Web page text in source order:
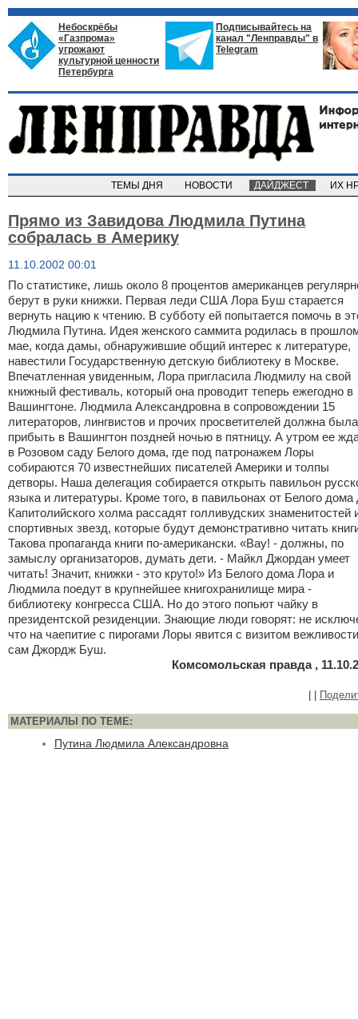
Небоскрёбы
«Газпрома»
угрожают
культурной ценности
Петербурга
Подписывайтесь на
канал "Ленправды" в
Telegram
ТЕМЫ ДНЯ НОВОСТИ ДАЙДЖЕСТ ИХ
Прямо из Завидова Людмила Путина
собралась в Америку
11.10.2002 00:01
По статистике, лишь около 8 процентов американцев
берут в руки книжки. Первая леди США Лора Буш старается
вернуть нацию к чтению. В субботу ей попытается помочь в
Людмила Путина. Идея женского саммита родилась в
мае, когда дамы, обнаружившие общий интерес к литературе,
навестили Государственную детскую библиотеку в Москве.
Впечатленная увиденным, Лора пригласила Людмилу на свой
книжный фестиваль, который она проводит теперь ежегодно в
Вашингтоне. Людмила Александровна в сопровождении 15
литераторов, лингвистов и прочих просветителей должна была
прибыть в Вашингтон поздней ночью в пятницу. А утром ее
в Розовом саду Белого дома, где под патронажем Лоры
собираются 70 известнейших писателей Америки и толпы
детворы. Наша делегация собирается открыть павильон
языка и литературы. Кроме того, в павильонах от Белого дома
Капитолийского холма рассадят голливудских знаменитостей
спортивных звезд, которые будут демонстративно читать
Такова пропаганда книги по-американски. «Вау! - должны, по
замыслу организаторов, думать дети. - Майкл Джордан умеет
читать! Значит, книжки - это круто!» Из Белого дома Лора и
Людмила поедут в крупнейшее книгохранилище мира -
библиотеку конгресса США. Но до этого попьют чайку в
президентской резиденции. Знающие люди говорят: не
что на чаепитие с пирогами Лоры явится с визитом
сам Джордж Буш.
Комсомольская правда ,
МАТЕРИАЛЫ ПО ТЕМЕ:
Путина Людмила Александровна